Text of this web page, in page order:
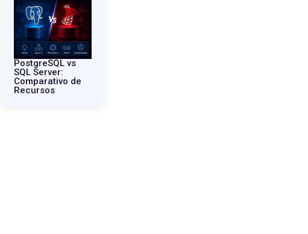
PostgreSQL vs
SQL Server:
Comparativo de
Recursos